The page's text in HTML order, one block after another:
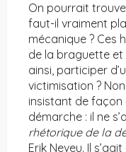
On pourrait
faut-il vraiment
mécanique ? Ces
de la braguette et
ainsi, participer
victimisation ?
insistant de façon
démarche : il ne
rhétorique de la
Erik Neveu. Il